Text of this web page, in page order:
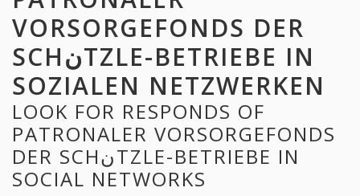
VORSORGEFONDS DER
SCHنTZLE-BETRIEBE IN
SOZIALEN NETZWERKEN
LOOK FOR RESPONDS OF
PATRONALER VORSORGEFONDS
DER SCHنTZLE-BETRIEBE IN
SOCIAL NETWORKS